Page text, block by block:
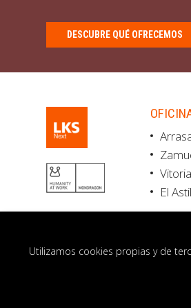
DESCUBRE QUÉ OFRECEMOS
El
Utilizamos cookies propias y de